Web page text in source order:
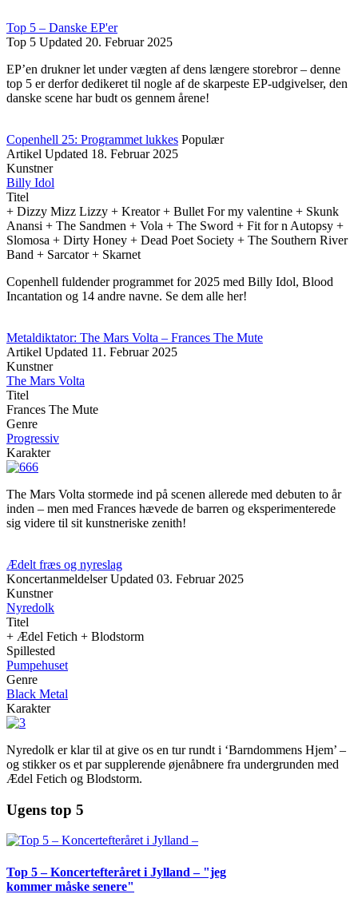
Top 5 – Danske EP'er
Top 5 Updated 20. Februar 2025
EP’en drukner let under vægten af dens længere storebror – denne
top 5 er derfor dedikeret til nogle af de skarpeste EP-udgivelser, den
danske scene har budt os gennem årene!
Copenhell 25: Programmet lukkes Populær
Artikel Updated 18. Februar 2025
Kunstner
Billy Idol
Titel
+ Dizzy Mizz Lizzy + Kreator + Bullet For my valentine + Skunk
Anansi + The Sandmen + Vola + The Sword + Fit for n Autopsy +
Slomosa + Dirty Honey + Dead Poet Society + The Southern River
Band + Sarcator + Skarnet
Copenhell fuldender programmet for 2025 med Billy Idol, Blood
Incantation og 14 andre navne. Se dem alle her!
Metaldiktator: The Mars Volta – Frances The Mute
Artikel Updated 11. Februar 2025
Kunstner
The Mars Volta
Titel
Frances The Mute
Genre
Progressiv
Karakter
The Mars Volta stormede ind på scenen allerede med debuten to år
inden – men med Frances hævede de barren og eksperimenterede
sig videre til sit kunstneriske zenith!
Ædelt fræs og nyreslag
Koncertanmeldelser Updated 03. Februar 2025
Kunstner
Nyredolk
Titel
+ Ædel Fetich + Blodstorm
Spillested
Pumpehuset
Genre
Black Metal
Karakter
Nyredolk er klar til at give os en tur rundt i ‘Barndommens Hjem’ –
og stikker os et par supplerende øjenåbnere fra undergrunden med
Ædel Fetich og Blodstorm.
Ugens top 5
Top 5 – Koncertefteråret i Jylland – "jeg
kommer måske senere"